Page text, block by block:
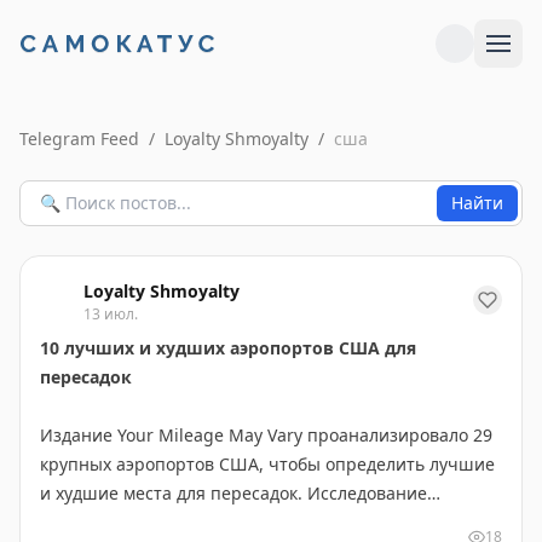
Telegram Feed / Loyalty Shmoyalty / сша
Найти
Loyalty Shmoyalty
13 июл.
10 лучших и худших аэропортов США для
пересадок
Издание Your Mileage May Vary проанализировало 29
крупных аэропортов США, чтобы определить лучшие
и худшие места для пересадок. Исследование
18